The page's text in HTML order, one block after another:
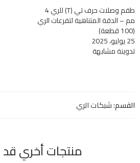
طقم وصلات حرف تي (T) للري 4
مم – الدقة المتناهية لتفرعات الري
(100 قطعة)
25 يوليو، 2025
تدوينة مشابهة
القسم:شبكات الري
منتجات أخري